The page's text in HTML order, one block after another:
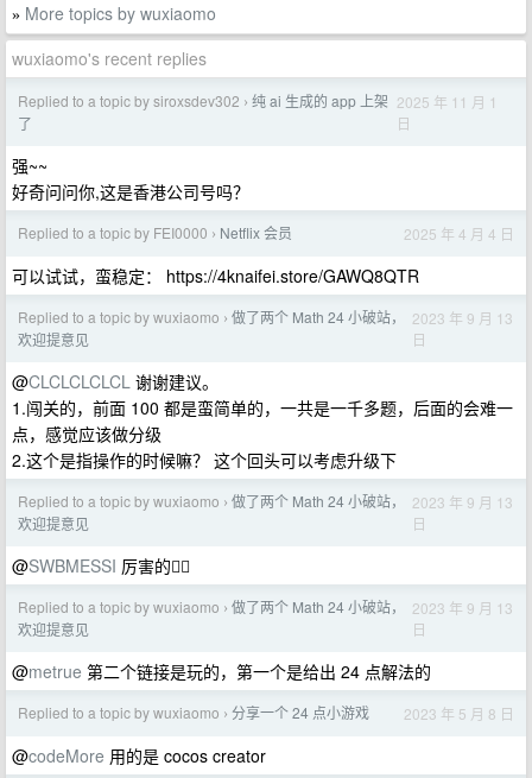
» More topics by wuxiaomo
wuxiaomo's recent replies
Replied to a topic by siroxsdev302 › 纯 ai 生成的 app 上架
了
2025 年 11 月 1
日
强~~
好奇问问你,这是香港公司号吗？
Replied to a topic by FEI0000 › Netflix 会员 2025 年 4 月 4 日
可以试试，蛮稳定： https://4knaifei.store/GAWQ8QTR
Replied to a topic by wuxiaomo › 做了两个 Math 24 小破站，
欢迎提意见
2023 年 9 月 13
日
@CLCLCLCLCL 谢谢建议。
1.闯关的，前面 100 都是蛮简单的，一共是一千多题，后面的会难一
点，感觉应该做分级
2.这个是指操作的时候嘛？ 这个回头可以考虑升级下
Replied to a topic by wuxiaomo › 做了两个 Math 24 小破站，
欢迎提意见
2023 年 9 月 13
日
@SWBMESSI 厉害的👍🏻
Replied to a topic by wuxiaomo › 做了两个 Math 24 小破站，
欢迎提意见
2023 年 9 月 13
日
@metrue 第二个链接是玩的，第一个是给出 24 点解法的
Replied to a topic by wuxiaomo › 分享一个 24 点小游戏 2023 年 5 月 8 日
@codeMore 用的是 cocos creator